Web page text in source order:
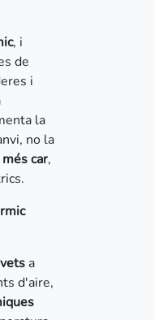
, i
de
i
la
no la
més car,
a
d'aire,